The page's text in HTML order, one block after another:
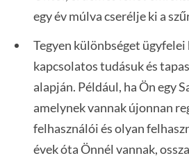
egy év múlva cserélje ki a
Tegyen különbséget
kapcsolatos tudásuk és
alapján. Például, ha Ön egy
amelynek vannak újonnan
felhasználói és olyan
évek óta Önnél vannak,